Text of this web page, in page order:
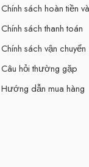
Chính sách hoàn tiền
Chính sách thanh toán
Chính sách vận chuyển
Câu hỏi thường gặp
Hướng dẫn mua hàng